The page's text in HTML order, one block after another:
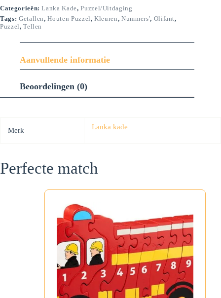
Categorieën:Lanka Kade,Puzzel/Uitdaging
Tags: Getallen,Houten Puzzel,Kleuren,Nummers', Olifant,
Puzzel,Tellen
Aanvullende informatie
Beoordelingen (0)
Merk Lanka kade
Perfecte match